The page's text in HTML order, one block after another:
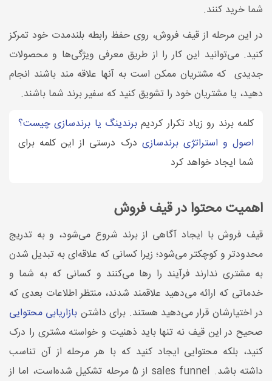
شما خرید کنند.
در این مرحله از قیف فروش، روی حفظ رابطه بلندمدت خود تمرکز
کنید. می‌توانید این کار را از طریق معرفی ویژگی‌ها و محصولات
جدیدی که مشتریان ممکن است به آنها علاقه مند باشند انجام
دهید، یا مشتریان خود را تشویق کنید که سفیر برند شما باشند.
کلمه برند رو زیاد تکرار کردیم برندینگ یا برندسازی چیست؟
اصول و استراتژی برندسازی درک درستی از این کلمه برای
شما ایجاد خواهد کرد
اهمیت محتوا در قیف فروش
قیف فروش با ایجاد آگاهی از برند شروع می‌شود، و به تدریج
محدودتر و کوچکتر می‌شود؛ زیرا کسانی که علاقه‌ای به تبدیل شدن
به مشتری ندارند فرآیند را رها می‌کنند و کسانی که به شما و
خدماتی که ارائه می‌دهید علاقمند شدند، منتظر اطلاعات بعدی که
در اختیارشان قرار می‌دهید هستند. برای داشتن بازاریابی محتوایی
صحیح در این قیف نه تنها باید ذهنیت و خواسته مشتری را درک
کنید، بلکه محتوایی ایجاد کنید که با هر مرحله از آن تناسب
داشته باشد. sales funnel از 5 مرحله تشکیل شده‌است، اما از